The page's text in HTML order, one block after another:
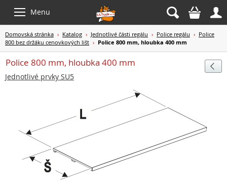
Menu   
Domovská stránka › Katalog › Jednotlivé části regálu › Police regálu › Police
800 bez držáku cenovkových lišt › Police 800 mm, hloubka 400 mm

Police 800 mm, hloubka 400 mm
Jednotlivé prvky SU5